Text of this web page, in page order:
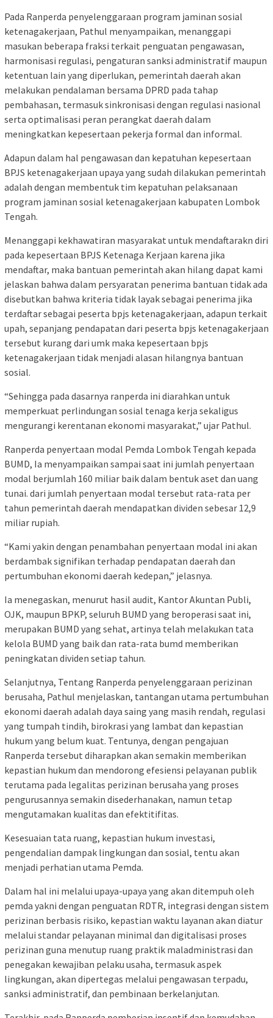
​Pada Ranperda penyelenggaraan program jaminan sosial
ketenagakerjaan, Pathul menyampaikan, menanggapi
masukan beberapa fraksi terkait penguatan pengawasan,
harmonisasi regulasi, pengaturan sanksi administratif maupun
ketentuan lain yang diperlukan, pemerintah daerah akan
melakukan pendalaman bersama DPRD pada tahap
pembahasan, termasuk sinkronisasi dengan regulasi nasional
serta optimalisasi peran perangkat daerah dalam
meningkatkan kepesertaan pekerja formal dan informal.
​Adapun dalam hal pengawasan dan kepatuhan kepesertaan
BPJS ketenagakerjaan upaya yang sudah dilakukan pemerintah
adalah dengan membentuk tim kepatuhan pelaksanaan
program jaminan sosial ketenagakerjaan kabupaten Lombok
Tengah.
Menanggapi kekhawatiran masyarakat untuk mendaftarakn diri
pada kepesertaan BPJS Ketenaga Kerjaan karena jika
mendaftar, maka bantuan pemerintah akan hilang dapat kami
jelaskan bahwa dalam persyaratan penerima bantuan tidak ada
disebutkan bahwa kriteria tidak layak sebagai penerima jika
terdaftar sebagai peserta bpjs ketenagakerjaan, adapun terkait
upah, sepanjang pendapatan dari peserta bpjs ketenagakerjaan
tersebut kurang dari umk maka kepesertaan bpjs
ketenagakerjaan tidak menjadi alasan hilangnya bantuan
sosial.
“​Sehingga pada dasarnya ranperda ini diarahkan untuk
memperkuat perlindungan sosial tenaga kerja sekaligus
mengurangi kerentanan ekonomi masyarakat,” ujar Pathul.
Ranperda penyertaan modal Pemda Lombok Tengah kepada
BUMD, Ia menyampaikan sampai saat ini jumlah penyertaan
modal berjumlah 160 miliar baik dalam bentuk aset dan uang
tunai. dari jumlah penyertaan modal tersebut rata-rata per
tahun pemerintah daerah mendapatkan dividen sebesar 12,9
miliar rupiah.
“Kami yakin dengan penambahan penyertaan modal ini akan
berdambak signifikan terhadap pendapatan daerah dan
pertumbuhan ekonomi daerah kedepan,” jelasnya.
​Ia menegaskan, menurut hasil audit, Kantor Akuntan Publi,
OJK, maupun BPKP, seluruh BUMD yang beroperasi saat ini,
merupakan BUMD yang sehat, artinya telah melakukan tata
kelola BUMD yang baik dan rata-rata bumd memberikan
peningkatan dividen setiap tahun.
​Selanjutnya, Tentang Ranperda penyelenggaraan perizinan
berusaha, Pathul menjelaskan, tantangan utama pertumbuhan
ekonomi daerah adalah daya saing yang masih rendah, regulasi
yang tumpah tindih, birokrasi yang lambat dan kepastian
hukum yang belum kuat. Tentunya, dengan pengajuan
Ranperda tersebut diharapkan akan semakin memberikan
kepastian hukum dan mendorong efesiensi pelayanan publik
terutama pada legalitas perizinan berusaha yang proses
pengurusannya semakin disederhanakan, namun tetap
mengutamakan kualitas dan efektitifitas.
Kesesuaian tata ruang, kepastian hukum investasi,
pengendalian dampak lingkungan dan sosial, tentu akan
menjadi perhatian utama Pemda.
Dalam hal ini melalui upaya-upaya yang akan ditempuh oleh
pemda yakni dengan ​penguatan RDTR, integrasi dengan sistem
perizinan berbasis risiko, ​kepastian waktu layanan akan diatur
melalui standar pelayanan minimal dan digitalisasi proses
perizinan guna menutup ruang praktik maladministrasi dan ​
penegakan kewajiban pelaku usaha, termasuk aspek
lingkungan, akan dipertegas melalui pengawasan terpadu,
sanksi administratif, dan pembinaan berkelanjutan.